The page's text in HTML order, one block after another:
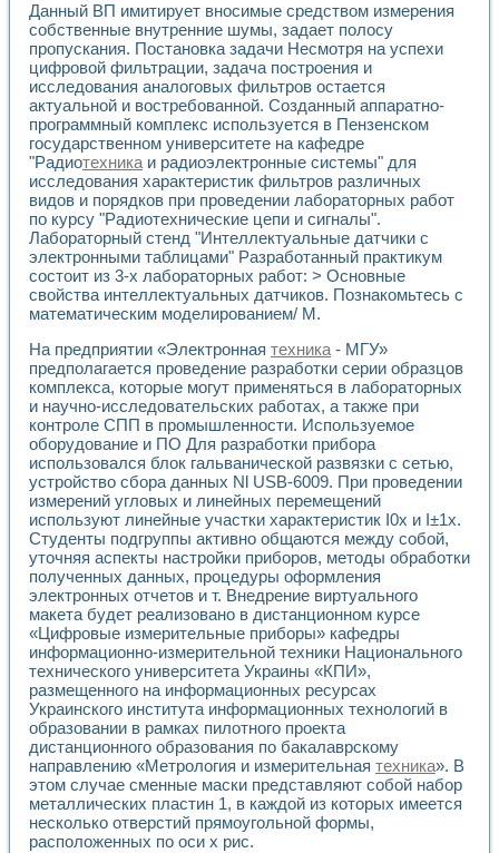
Применение средств NATIONAL INSTRUMENTS для
Разработка автоматизированного стенда для
Автоматизированный стенд рентгеновской диагностики
Высокочувствительные оптоэлектронные
Установка для измерения диэлектрических свойств
Исследование кинетики зарождения и развития
Лабораторный электрический импедансный томограф на
Микрозондовая система для характеризации
Метод траекторий в исследовании
Промышленная автоматизация
Автоматизация технологических процессов получения
Использование систем технического зрения для контроля
Исследование электромагнитных переходных процессов
Применение LabVIEW при разработке обучающих
Разработка виртуальных тренажеров путем
Система сбора данных и управления процессом
Управление температурой газовой среды специальной
Разработка программного обеспечения с
Использование технологий NATIONAL INSTRUMENTS
Оборудование для промышленной термотрансферной
Автоматизация реометрических исследований на базе
Применение измерителя иммитанса для исследова¬ния
Исследование электромагнитных переходных процессов
Стенд для исследования электрических переходных
Автоматизация контроля сварных швов на базе
Измерительный контроль с применением
Моделирование надежности и эффективности систем
Лабораторные практикумы и учебные стенды
Автоматизация лабораторного стенда по измерению
Автоматизированные лабораторные комплексы для
Виртуальный прибор для исследования нелинейных
Использование виртуальных приборов в процесе
Использование программ ELECTRONICS WORKBENCH-
Лабораторный практикум по дисциплине «Цифровые
Лабораторный практикум по ИНС на основе LabVIEW
Лабораторный практикум по основам теории коммутации
Опыт использования NI LabVIEW для создания
Применение LabVIEW для исследования течения в
Создание виртуальной работы «Изучение магнитных
Данный ВП имитирует вносимые средством измерения
собственные внутренние шумы, задает полосу
пропускания. Постановка задачи Несмотря на успехи
цифровой фильтрации, задача построения и
исследования аналоговых фильтров остается
актуальной и востребованной. Созданный аппаратно-
программный комплекс используется в Пензенском
государственном университете на кафедре
"Радиотехникаи радиоэлектронные системы" для
исследования характеристик фильтров различных
видов и порядков при проведении лабораторных работ
по курсу "Радиотехнические цепи и сигналы".
Лабораторный стенд "Интеллектуальные датчики с
электронными таблицами" Разработанный практикум
состоит из 3-х лабораторных работ: > Основные
свойства интеллектуальных датчиков. Познакомьтесь с
математическим моделированием/ М.
На предприятии «Электронная техника- МГУ»
предполагается проведение разработки серии образцов
комплекса, которые могут применяться в лабораторных
и научно-исследовательских работах, а также при
контроле СПП в промышленности. Используемое
оборудование и ПО Для разработки прибора
использовался блок гальванической развязки с сетью,
устройство сбора данных Nl USB-6009. При проведении
измерений угловых и линейных перемещений
используют линейные участки характеристик I0х и I±1х.
Студенты подгруппы активно общаются между собой,
уточняя аспекты настройки приборов, методы обработки
полученных данных, процедуры оформления
электронных отчетов и т. Внедрение виртуального
макета будет реализовано в дистанционном курсе
«Цифровые измерительные приборы» кафедры
информационно-измерительной техники Национального
технического университета Украины «КПИ»,
размещенного на информационных ресурсах
Украинского института информационных технологий в
образовании в рамках пилотного проекта
дистанционного образования по бакалаврскому
направлению «Метрология и измерительная техника». В
этом случае сменные маски представляют собой набор
металлических пластин 1, в каждой из которых имеется
несколько отверстий прямоугольной формы,
расположенных по оси х рис.